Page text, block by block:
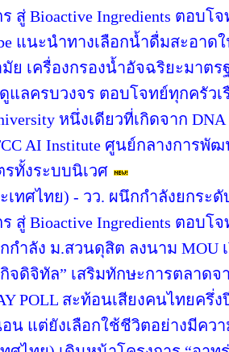
สู่ Bioactive Ingredients ตอบโ
แนะนำทางเลือกน้ำดื่มสะอา
ย เครื่องกรองน้ำอัจฉริยะมาต
ดูแลครบวงจร ตอบโจทย์ทุกครัวเ
หนึ่งเดียวที่เกิดจาก
AI Institute ศูนย์กลางการพั
ทั้งระบบนิเวศ
เทศไทย) - วว. ผนึกกำลังยกระ
สู่ Bioactive Ingredients ตอบโ
กำลัง ม.สวนดุสิต ลงนาม MOU
จดิจิทัล” เสริมทักษะการตลาด
POLL สะท้อนเสียงคนไทยครึ่
น แต่ยังเลือกใช้ชีวิตอย่างมีควา